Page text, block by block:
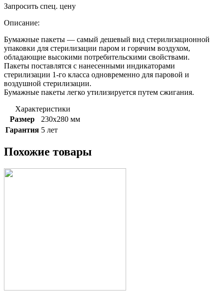
Запросить спец. цену
Описание:
Бумажные пакеты — самый дешевый вид стерилизационной
упаковки для стерилизации паром и горячим воздухом,
обладающие высокими потребительскими свойствами.
Пакеты поставлятся с нанесенными индикаторами
стерилизации 1-го класса одновременно для паровой и
воздушной стерилизации.
Бумажные пакеты легко утилизируется путем сжигания.
Характеристики
Размер
230х280 мм
Гарантия 5 лет
Похожие товары